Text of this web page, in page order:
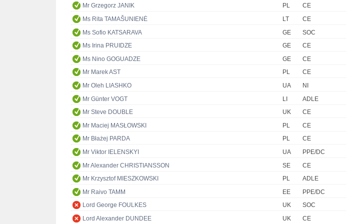
Mr Grzegorz JANIK PL
CE
Ms Rita TAMAŠUNIENĖ
LT
CE
Ms Sofio KATSARAVA
GE
SOC
Ms Irina PRUIDZE
GE
CE
Ms Nino GOGUADZE
GE
CE
Mr Marek AST
PL
CE
Mr Oleh LIASHKO
UA
NI
Mr Günter VOGT
LI
ADLE
Mr Steve DOUBLE
UK
CE
Mr Maciej MASŁOWSKI
PL
CE
Mr Błażej PARDA
PL
CE
Mr Viktor IELENSKYI
UA
PPE/DC
Mr Alexander CHRISTIANSSON
SE
CE
Mr Krzysztof MIESZKOWSKI
PL
ADLE
Mr Raivo TAMM
EE
PPE/DC
Lord George FOULKES
UK
SOC
Lord Alexander DUNDEE
UK CE